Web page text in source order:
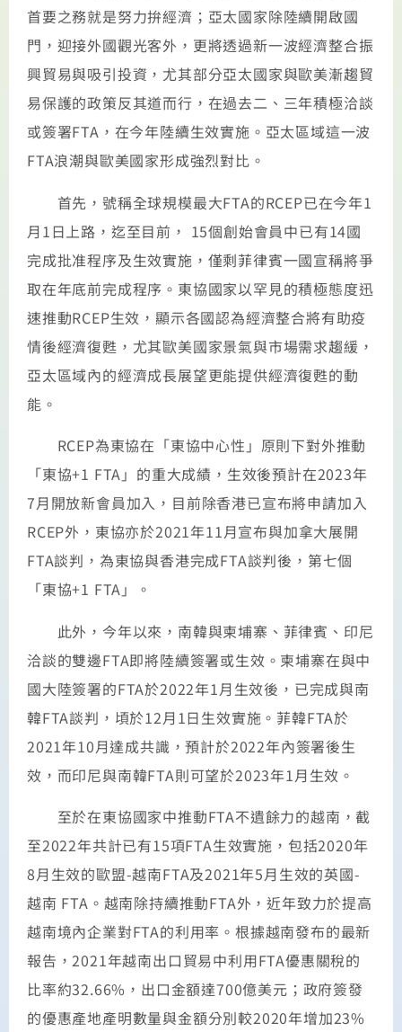
首要之務就是努力拚經濟；亞太國家除陸續開啟國
門，迎接外國觀光客外，更將透過新一波經濟整合振
興貿易與吸引投資，尤其部分亞太國家與歐美漸趨貿
易保護的政策反其道而行，在過去二、三年積極洽談
或簽署FTA，在今年陸續生效實施。亞太區域這一波
FTA浪潮與歐美國家形成強烈對比。
首先，號稱全球規模最大FTA的RCEP已在今年1
月1日上路，迄至目前， 15個創始會員中已有14國
完成批准程序及生效實施，僅剩菲律賓一國宣稱將爭
取在年底前完成程序。東協國家以罕見的積極態度迅
速推動RCEP生效，顯示各國認為經濟整合將有助疫
情後經濟復甦，尤其歐美國家景氣與市場需求趨緩，
亞太區域內的經濟成長展望更能提供經濟復甦的動
能。
RCEP為東協在「東協中心性」原則下對外推動
「東協+1 FTA」的重大成績，生效後預計在2023年
7月開放新會員加入，目前除香港已宣布將申請加入
RCEP外，東協亦於2021年11月宣布與加拿大展開
FTA談判，為東協與香港完成FTA談判後，第七個
「東協+1 FTA」。
此外，今年以來，南韓與柬埔寨、菲律賓、印尼
洽談的雙邊FTA即將陸續簽署或生效。柬埔寨在與中
國大陸簽署的FTA於2022年1月生效後，已完成與南
韓FTA談判，頃於12月1日生效實施。菲韓FTA於
2021年10月達成共識，預計於2022年內簽署後生
效，而印尼與南韓FTA則可望於2023年1月生效。
至於在東協國家中推動FTA不遺餘力的越南，截
至2022年共計已有15項FTA生效實施，包括2020年
8月生效的歐盟-越南FTA及2021年5月生效的英國-
越南 FTA。越南除持續推動FTA外，近年致力於提高
越南境內企業對FTA的利用率。根據越南發布的最新
報告，2021年越南出口貿易中利用FTA優惠關稅的
比率約32.66%，出口金額達700億美元；政府簽發
的優惠產地產明數量與金額分別較2020年增加23%